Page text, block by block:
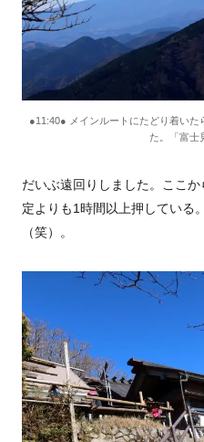
●11:40● メインルートにたどり着いた
た。「富士
だいぶ遠回りしました。ここ
定よりも1時間以上押している
（笑）。